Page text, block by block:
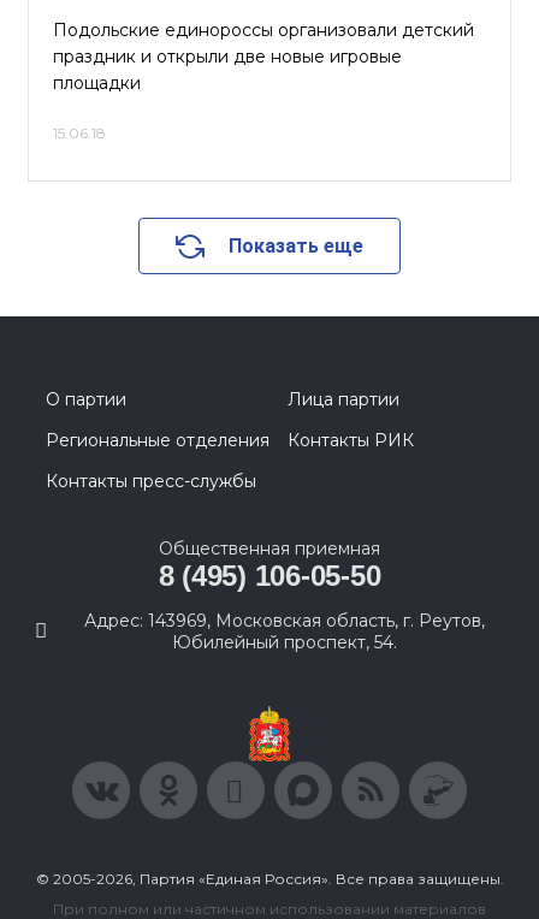
Подольские единороссы организовали детский
праздник и открыли две новые игровые
площадки
15.06.18
Показать еще
О партии
Лица партии
Региональные отделения
Контакты РИК
Контакты пресс-службы
Общественная приемная
8 (495) 106-05-50
Адрес: 143969, Московская область, г. Реутов,
Юбилейный проспект, 54.
© 2005-2026, Партия «Единая Россия». Все права защищены.
При полном или частичном использовании материалов